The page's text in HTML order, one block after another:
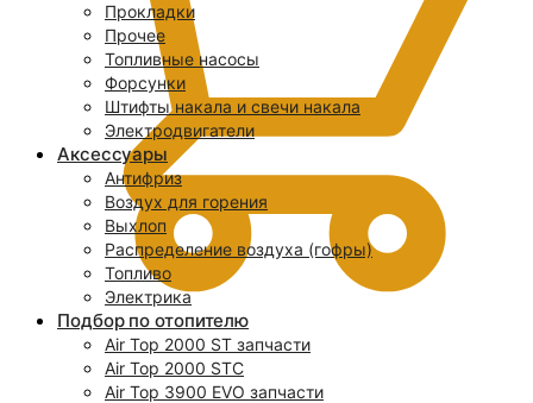
Прокладки
Прочее
Топливные насосы
Форсунки
Штифты накала и свечи накала
Электродвигатели
Аксессуары
Антифриз
Воздух для горения
Выхлоп
Распределение воздуха (гофры)
Топливо
Электрика
Подбор по отопителю
Air Top 2000 ST запчасти
Air Top 2000 STC
Air Top 3900 EVO запчасти